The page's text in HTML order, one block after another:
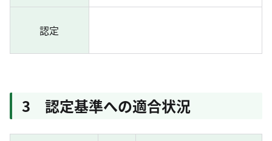
認定
3 認定基準への適合状況